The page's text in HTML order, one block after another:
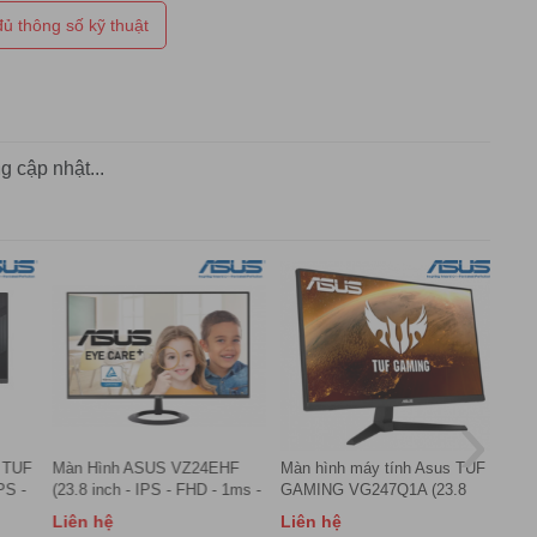
DisplayWidget Center
: <17.7W
: <0.5W
60Hz
Stand (W x H x D) : 61.35 x 35.85 x 4.6 cm (24.15" x
H x D) : 69.4 x 46.0 x 14.3 cm (27.32" x 18.11" x 5.63")
thông số kỹ thuật
cập nhật...
-
Màn Hình ASUS VZ24EHF
(23.8 inch - IPS - FHD - 1ms -
100Hz)
Liên hệ
Màn hình máy tính Asus TUF
GAMING VG247Q1A (23.8
inch/ FHD/ VA / 165Hz/
DP+HDMI)
Liên hệ
›